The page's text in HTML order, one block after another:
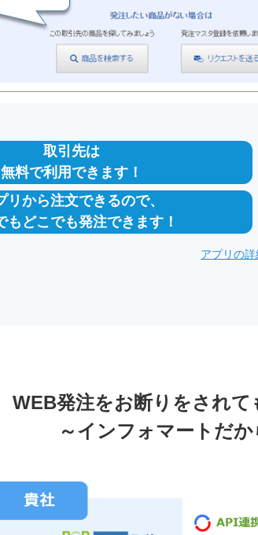
取引先は
無料で利用できます！
リから注文できるので、
もどこでも発注できます！
アプリの
WEB発注をお断りをされ
～インフォマートだ